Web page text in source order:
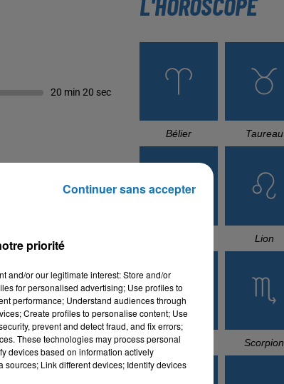
20 min 20 sec
Bélier Taureau
Lion
Balance Scorpion
priorité
and/or our legitimate interest: Store and/or
for personalised advertising; Use profiles to
performance; Understand audiences through
Create profiles to personalise content; Use
prevent and detect fraud, and fix errors;
These technologies may process personal
devices based on information actively
Link different devices; Identify devices
Continuer sans accepter